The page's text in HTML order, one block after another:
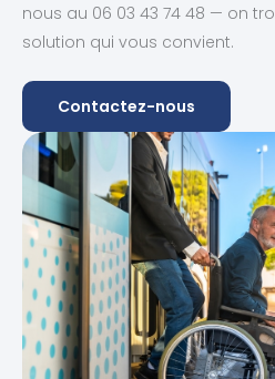
nous au 06 03 43 74 48 — on
solution qui vous convient.
Contactez-nous